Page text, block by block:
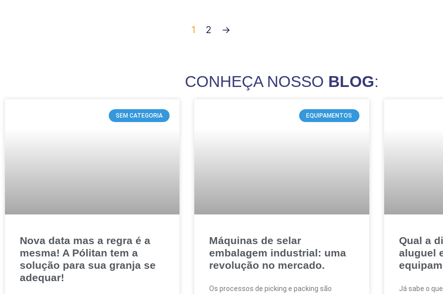
1 2 →
CONHEÇA NOSSO BLOG:
SEM CATEGORIA
Nova data mas a regra é a
mesma! A Pólitan tem a
solução para sua granja se
adequar!
EQUIPAMENTOS
Máquinas de selar
embalagem industrial: uma
revolução no mercado.
Os processos de picking e packing são
Qual a
aluguel
Já sabe o